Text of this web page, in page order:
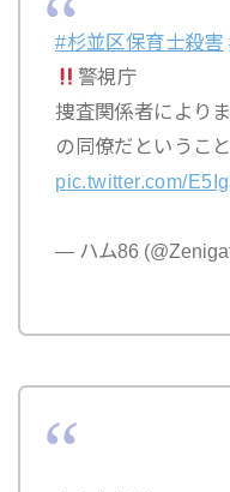
#杉並区保育士殺害
警視庁
捜査関係者により
の同僚だということ
pic.twitter.com/
— ハム86